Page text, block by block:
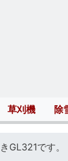
草刈機 除
GL321です。